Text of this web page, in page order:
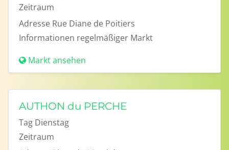
Zeitraum
Adresse Rue Diane de Poitiers
Informationen regelmäßiger Markt
Markt ansehen
AUTHON du PERCHE
Tag Dienstag
Zeitraum